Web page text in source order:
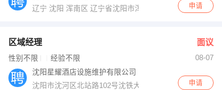
辽宁 沈阳 浑南区 辽宁省沈阳市浑南区富腾国际B座
申请
区域经理 面议
性别不限 经验不限
08-07
沈阳星耀酒店设施维护有限公司
沈阳市沈河区北站路102号沈铁大厦B座830室
申请